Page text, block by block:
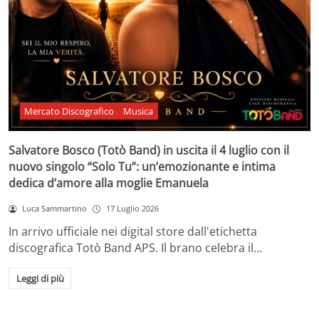
Mercato Discografico Musica
Salvatore Bosco (Totò Band) in uscita il 4 luglio con il
nuovo singolo “Solo Tu”: un’emozionante e intima
dedica d’amore alla moglie Emanuela
Luca Sammartino 17 Luglio 2026
In arrivo ufficiale nei digital store dall'etichetta
discografica Totò Band APS. Il brano celebra il…
Leggi di più